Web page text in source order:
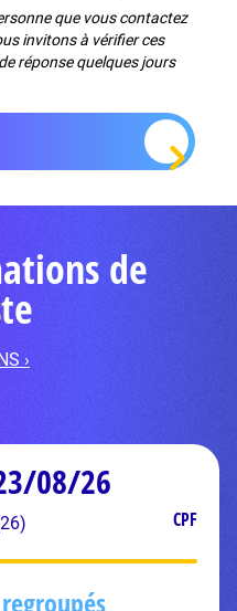
que vous contactez
invitons à vérifier ces
réponse quelques jours
de
›
08/26
CPF